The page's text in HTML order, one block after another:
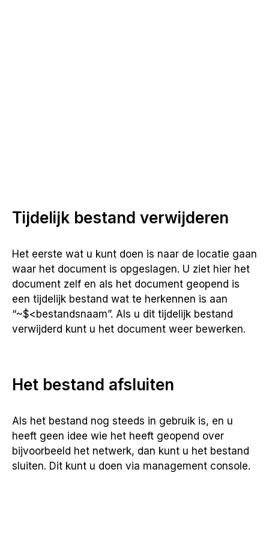
Tijdelijk bestand verwijderen
Het eerste wat u kunt doen is naar de locatie gaan
waar het document is opgeslagen. U ziet hier het
document zelf en als het document geopend is
een tijdelijk bestand wat te herkennen is aan
“~$<bestandsnaam”. Als u dit tijdelijk bestand
verwijderd kunt u het document weer bewerken.
Het bestand afsluiten
Als het bestand nog steeds in gebruik is, en u
heeft geen idee wie het heeft geopend over
bijvoorbeeld het netwerk, dan kunt u het bestand
sluiten. Dit kunt u doen via management console.